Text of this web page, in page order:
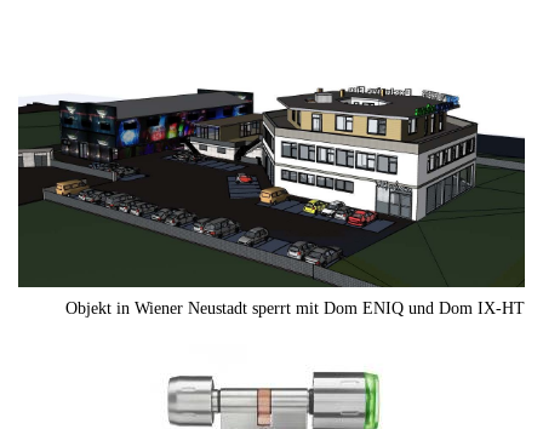
Objekt in Wiener Neustadt sperrt mit Dom ENIQ und Dom IX-HT